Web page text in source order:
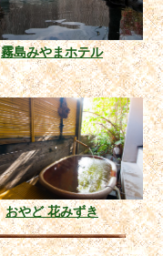
霧島みやまホテル
おやど 花みずき